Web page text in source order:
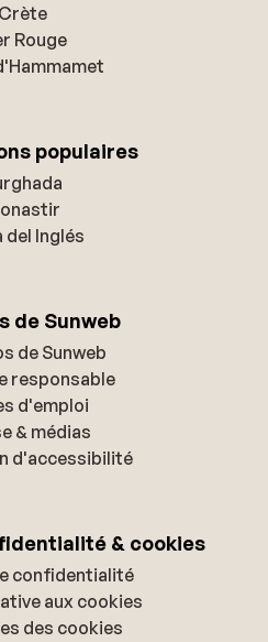
Crète
Rouge
populaires
del Inglés
de Sunweb
de Sunweb
responsable
d'emploi
& médias
d'accessibilité
& cookies
confidentialité
aux cookies
des cookies